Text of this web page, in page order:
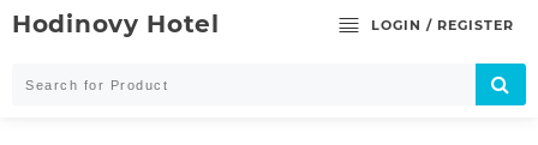
Skip
toHodinovy Hotel LOGIN / REGISTER